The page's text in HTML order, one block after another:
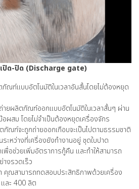
ปิด-ปิด (Discharge gate)
ฑ์แบบอัตโนมัติในเวลาอันสั้นโดยไม่ต้องหยุด
ยผลิตภัณฑ์ออกแบบอัตโนมัติในเวลาสั้นๆ ผ่าน
ผสม โดยไม่จำเป็นต้องหยุดเครื่องจักร
ณฑ์จะถูกถ่ายออกเกือบจะเป็นไปตามธรรมชาติ
ะหว่างที่เครื่องยังทำงานอยู่ ชุดใบปาด
พื่อช่วยเพิ่มอัตราการกู้คืน และทำให้สามารถ
งรวดเร็ว
คุณสามารถทดสอบประสิทธิภาพด้วยเครื่อง
ละ 400 ลิต